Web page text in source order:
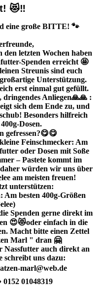
😻‼️
eine große BITTE! 🐾
letzten Wochen haben
Spenden erreicht 🤩
Streunis sind euch
Unterstützung.
erst einmal gut gefüllt.
Anliegen🙏🙏 :
sich dem Ende zu, und
Besonders hilfreich
Dosen.
gefressen?😋😋
Feinschmecker: Am
oder Dosen mit Soße
– Pastete kommt im
würden wir uns über
am meisten freuen!
unterstützen:
Am besten 400g-Größen
Spenden gerne direkt im
😍😻oder einfach in die
Macht bitte einen Zettel
Marl " dran 🤗
Nassfutter auch direkt an
schreibt uns dazu:
marl@web.de
01048319